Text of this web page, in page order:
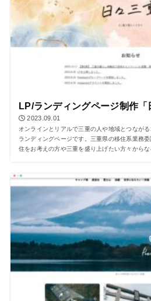
LP/ランディングページ制作「
2023.09.01
オンラインとリアルで三重の人や地域とつなが
ランディングページです。三重県の移住系業務
住をお考えの方や三重を盛り上げたい方々から